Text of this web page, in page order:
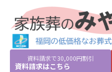
資料請求で30,000円割引
資料請求はこちら